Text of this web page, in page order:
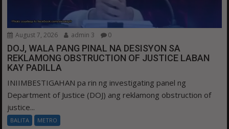
August 7, 2026 admin 3 0
DOJ, WALA PANG PINAL NA DESISYON SA
REKLAMONG OBSTRUCTION OF JUSTICE LABAN
KAY PADILLA
INIIMBESTIGAHAN pa rin ng investigating panel ng
Department of Justice (DOJ) ang reklamong obstruction of
justice...
BALITA METRO